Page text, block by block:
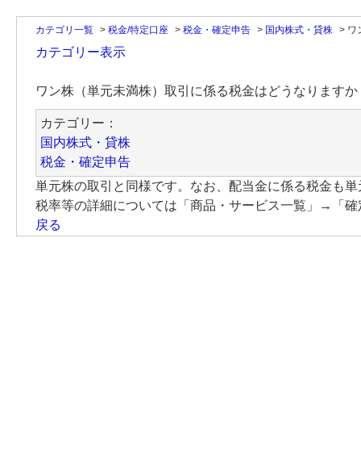
カテゴリ一覧 > 税金/特定口座 > 税金・確定申告 > 国内株式・貸株 > ワ
カテゴリー表示
ワン株（単元未満株）取引に係る税金はどうなりますか
カテゴリー：
国内株式・貸株
税金・確定申告
単元株の取引と同様です。なお、配当金に係る税金も
税率等の詳細については「商品・サービス一覧」→「
戻る